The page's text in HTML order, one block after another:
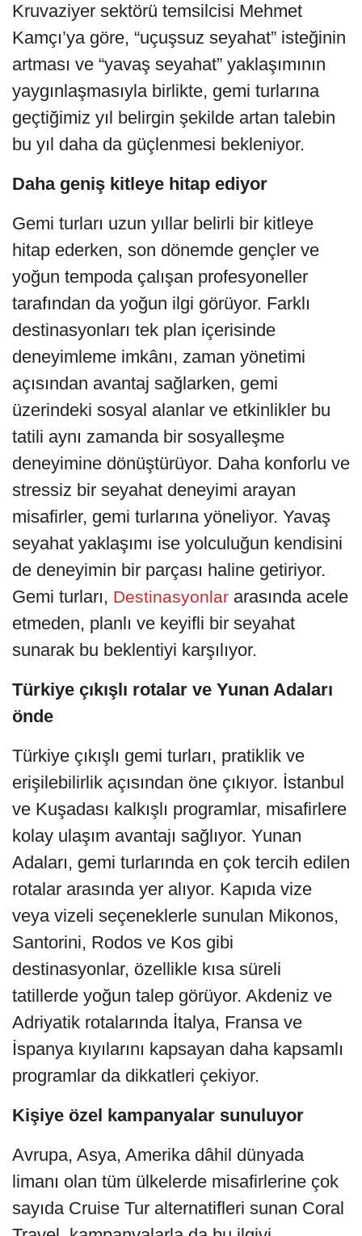
Kruvaziyer sektörü temsilcisi Mehmet
Kamçı’ya göre, “uçuşsuz seyahat” isteğinin
artması ve “yavaş seyahat” yaklaşımının
yaygınlaşmasıyla birlikte, gemi turlarına
geçtiğimiz yıl belirgin şekilde artan talebin
bu yıl daha da güçlenmesi bekleniyor.
Daha geniş kitleye hitap ediyor
Gemi turları uzun yıllar belirli bir kitleye
hitap ederken, son dönemde gençler ve
yoğun tempoda çalışan profesyoneller
tarafından da yoğun ilgi görüyor. Farklı
destinasyonları tek plan içerisinde
deneyimleme imkânı, zaman yönetimi
açısından avantaj sağlarken, gemi
üzerindeki sosyal alanlar ve etkinlikler bu
tatili aynı zamanda bir sosyalleşme
deneyimine dönüştürüyor. Daha konforlu ve
stressiz bir seyahat deneyimi arayan
misafirler, gemi turlarına yöneliyor. Yavaş
seyahat yaklaşımı ise yolculuğun kendisini
de deneyimin bir parçası haline getiriyor.
Gemi turları, Destinasyonlar arasında acele
etmeden, planlı ve keyifli bir seyahat
sunarak bu beklentiyi karşılıyor.
Türkiye çıkışlı rotalar ve Yunan Adaları
önde
Türkiye çıkışlı gemi turları, pratiklik ve
erişilebilirlik açısından öne çıkıyor. İstanbul
ve Kuşadası kalkışlı programlar, misafirlere
kolay ulaşım avantajı sağlıyor. Yunan
Adaları, gemi turlarında en çok tercih edilen
rotalar arasında yer alıyor. Kapıda vize
veya vizeli seçeneklerle sunulan Mikonos,
Santorini, Rodos ve Kos gibi
destinasyonlar, özellikle kısa süreli
tatillerde yoğun talep görüyor. Akdeniz ve
Adriyatik rotalarında İtalya, Fransa ve
İspanya kıyılarını kapsayan daha kapsamlı
programlar da dikkatleri çekiyor.
Kişiye özel kampanyalar sunuluyor
Avrupa, Asya, Amerika dâhil dünyada
limanı olan tüm ülkelerde misafirlerine çok
sayıda Cruise Tur alternatifleri sunan Coral